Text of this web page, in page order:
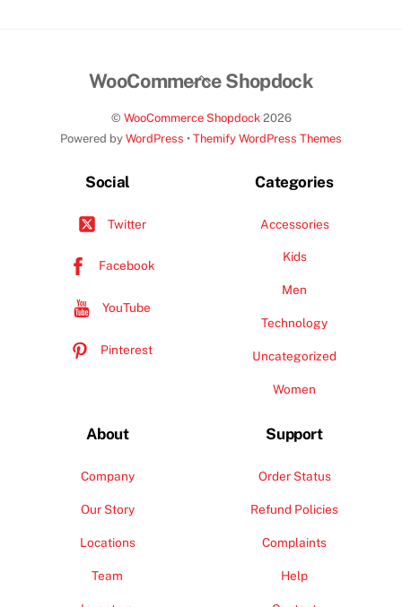
Back
Top
WooCommerce Shopdock
© WooCommerce Shopdock2026
Powered by WordPress • Themify WordPress Themes
Social
Twitter
Facebook
YouTube
Pinterest
Categories
Accessories
Kids
Men
Technology
Uncategorized
Women
About
Company
Our Story
Locations
Team
Support
Order Status
Refund Policies
Complaints
Help